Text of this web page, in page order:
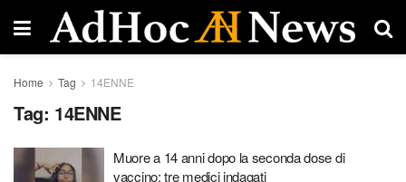
Home Tag 14ENNE
Tag: 14ENNE
Muore a 14 anni dopo la seconda dose di
vaccino: tre medici indagati